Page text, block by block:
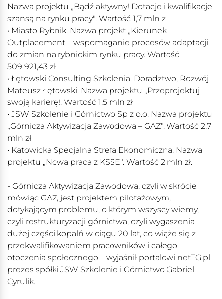
Nazwa projektu „Bądź aktywny! Dotacje i kwalifikacje
szansą na rynku pracy". Wartość 1,7 mln z
• Miasto Rybnik. Nazwa projekt „Kierunek
Outplacement – wspomaganie procesów adaptacji
do zmian na rybnickim rynku pracy. Wartość
509 921,43 zł
• Łętowski Consulting Szkolenia. Doradztwo, Rozwój
Mateusz Łętowski. Nazwa projektu „Przeprojektuj
swoją karierę!. Wartość 1,5 mln zł
• JSW Szkolenie i Górnictwo Sp z o.o. Nazwa projektu
„Górnicza Aktywizacja Zawodowa – GAZ". Wartość 2,7
mln zł
• Katowicka Specjalna Strefa Ekonomiczna. Nazwa
projektu „Nowa praca z KSSE". Wartość 2 mln zł.
- Górnicza Aktywizacja Zawodowa, czyli w skrócie
mówiąc GAZ, jest projektem pilotażowym,
dotykającym problemu, o którym wszyscy wiemy,
czyli restrukturyzacji górnictwa, czyli wygaszenia
dużej części kopalń w ciągu 20 lat, co wiąże się z
przekwalifikowaniem pracowników i całego
otoczenia społecznego – wyjaśnił portalowi netTG.pl
prezes spółki JSW Szkolenie i Górnictwo Gabriel
Cyrulik.